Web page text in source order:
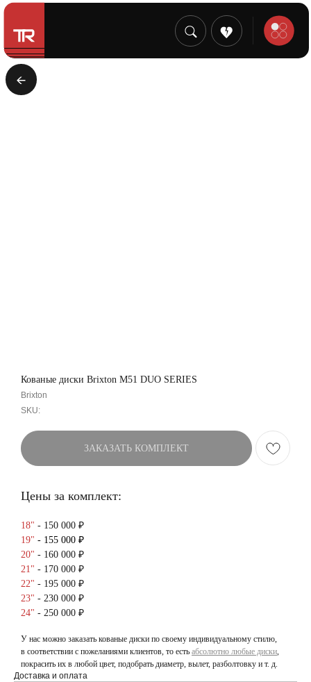
Кованые диски Brixton M51 DUO SERIES
Brixton
SKU:
ЗАКАЗАТЬ КОМПЛЕКТ
Цены за комплект:
18" - 150 000 ₽
19" - 155 000 ₽
20" - 160 000 ₽
21" - 170 000 ₽
22" - 195 000 ₽
23" - 230 000 ₽
24" - 250 000 ₽
У нас можно заказать кованые диски по своему индивидуальному стилю,
в соответствии с пожеланиями клиентов, то есть абсолютно любые диски,
покрасить их в любой цвет, подобрать диаметр, вылет, разболтовку и т. д.
Доставка и оплата